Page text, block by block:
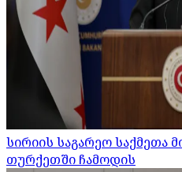
სირიის საგარეო საქმეთა
თურქეთში ჩამოდის